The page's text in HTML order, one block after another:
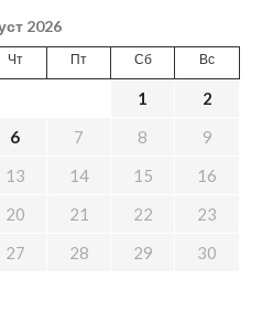
2026
Чт Пт Сб Вс
1
2
6 7 8
9
13 14 15
16
20 21 22
23
27 28 29
30